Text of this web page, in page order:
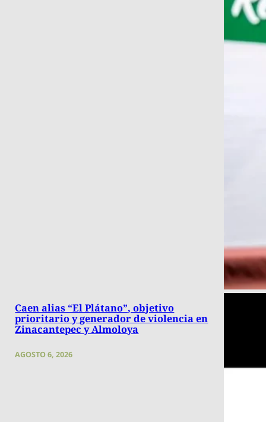
Caen alias “El Plátano”, objetivo
prioritario y generador de violencia en
Zinacantepec y Almoloya
AGOSTO 6, 2026